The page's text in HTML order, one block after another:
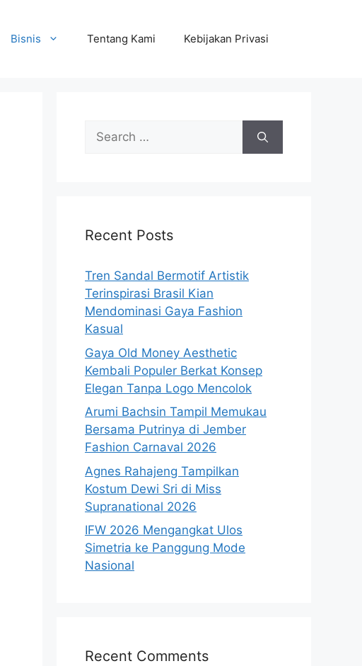
Bisnis Tentang Kami Kebijakan Privasi
Search
for:
Recent Posts
Tren Sandal Bermotif Artistik
Terinspirasi Brasil Kian
Mendominasi Gaya Fashion
Kasual
Gaya Old Money Aesthetic
Kembali Populer Berkat Konsep
Elegan Tanpa Logo Mencolok
Arumi Bachsin Tampil Memukau
Bersama Putrinya di Jember
Fashion Carnaval 2026
Agnes Rahajeng Tampilkan
Kostum Dewi Sri di Miss
Supranational 2026
IFW 2026 Mengangkat Ulos
Simetria ke Panggung Mode
Nasional
Recent Comments